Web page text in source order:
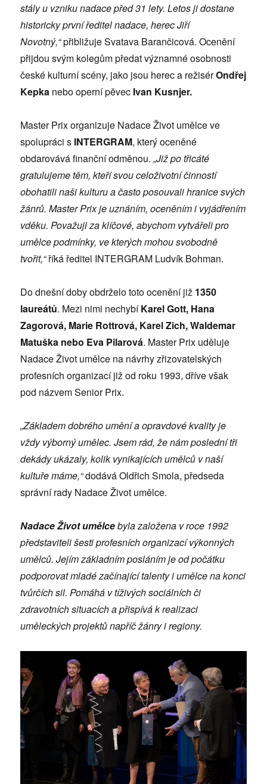
stály u vzniku nadace před 31 lety. Letos ji dostane
historicky první ředitel nadace, herec Jiří
Novotný,“přibližuje Svatava Barančicová. Ocenění
přijdou svým kolegům předat významné osobnosti
české kulturní scény, jako jsou herec a režisérOndřej
Kepka nebooperní pěvec Ivan Kusnjer.
Master Prix organizuje Nadace Život umělce ve
spolupráci s INTERGRAM, který oceněné
obdarovává finanční odměnou.„Již po třicáté
gratulujeme těm, kteří svou celoživotní činností
obohatili naši kulturu a často posouvali hranice svých
žánrů. Master Prix je uznáním, oceněním i vyjádřením
vděku. Považuji za klíčové, abychom vytvářeli pro
umělce podmínky, ve kterých mohou svobodně
tvořit,“říká ředitel INTERGRAM Ludvík Bohman.
Do dnešní doby obdrželo toto ocenění již 1350
laureátů. Mezi nimi nechybíKarel Gott, Hana
Zagorová, Marie Rottrová, Karel Zich, Waldemar
Matuška nebo Eva Pilarová. Master Prix uděluje
Nadace Život umělce na návrhy zřizovatelských
profesních organizací již od roku 1993, dříve však
pod názvem Senior Prix.
„Základem dobrého umění a opravdové kvality je
vždy výborný umělec. Jsem rád, že nám poslední tři
dekády ukázaly, kolik vynikajících umělců v naší
kultuře máme,“dodává Oldřich Smola, předseda
správní rady Nadace Život umělce.
Nadace Život umělcebyla založena v roce 1992
představiteli šesti profesních organizací výkonných
umělců. Jejím základním posláním je od počátku
podporovat mladé začínající talenty i umělce na konci
tvůrčích sil. Pomáhá v tíživých sociálních či
zdravotních situacích a přispívá k realizaci
uměleckých projektů napříč žánry i regiony.